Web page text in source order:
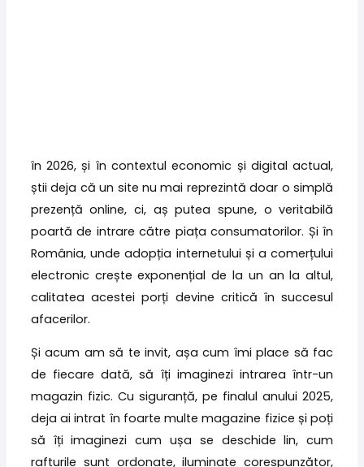
în 2026, și în contextul economic și digital actual,
știi deja că un site nu mai reprezintă doar o simplă
prezență online, ci, aș putea spune, o veritabilă
poartă de intrare către piața consumatorilor. Și în
România, unde adopția internetului și a comerțului
electronic crește exponențial de la un an la altul,
calitatea acestei porți devine critică în succesul
afacerilor.
Și acum am să te invit, așa cum îmi place să fac
de fiecare dată, să îți imaginezi intrarea într-un
magazin fizic. Cu siguranță, pe finalul anului 2025,
deja ai intrat în foarte multe magazine fizice și poți
să îți imaginezi cum ușa se deschide lin, cum
rafturile sunt ordonate, iluminate corespunzător,